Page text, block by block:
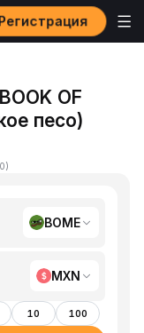
Регистрация
OF
песо)
)
BOME
MXN
10 100